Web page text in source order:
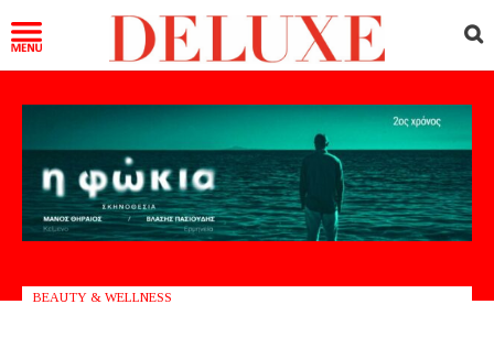
BEAUTY & WELLNESS